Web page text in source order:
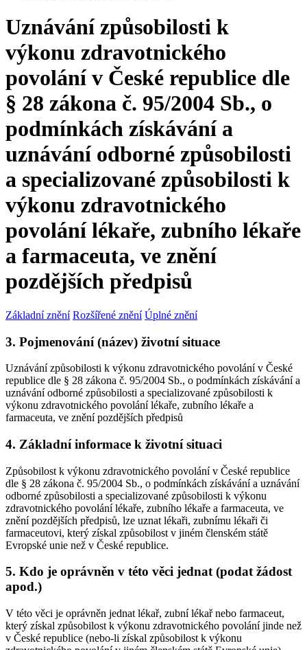
Uznávání způsobilosti k
výkonu zdravotnického
povolání v České republice dle
§ 28 zákona č. 95/2004 Sb., o
podmínkách získávání a
uznávání odborné způsobilosti
a specializované způsobilosti k
výkonu zdravotnického
povolání lékaře, zubního lékaře
a farmaceuta, ve znění
pozdějších předpisů
Základní znění Rozšířené znění Úplné znění
3. Pojmenování (název) životní situace
Uznávání způsobilosti k výkonu zdravotnického povolání v České
republice dle § 28 zákona č. 95/2004 Sb., o podmínkách získávání a
uznávání odborné způsobilosti a specializované způsobilosti k
výkonu zdravotnického povolání lékaře, zubního lékaře a
farmaceuta, ve znění pozdějších předpisů
4. Základní informace k životní situaci
Způsobilost k výkonu zdravotnického povolání v České republice
dle § 28 zákona č. 95/2004 Sb., o podmínkách získávání a uznávání
odborné způsobilosti a specializované způsobilosti k výkonu
zdravotnického povolání lékaře, zubního lékaře a farmaceuta, ve
znění pozdějších předpisů, lze uznat lékaři, zubnímu lékaři či
farmaceutovi, který získal způsobilost v jiném členském státě
Evropské unie než v České republice.
5. Kdo je oprávněn v této věci jednat (podat žádost
apod.)
V této věci je oprávněn jednat lékař, zubní lékař nebo farmaceut,
který získal způsobilost k výkonu zdravotnického povolání jinde než
v České republice (nebo-li získal způsobilost k výkonu